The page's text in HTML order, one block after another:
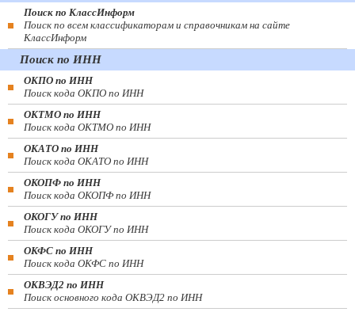
Поиск по КлассИнформ
Поиск по всем классификаторам и справочникам на сайте
КлассИнформ
Поиск по ИНН
ОКПО по ИНН
Поиск кода ОКПО по ИНН
ОКТМО по ИНН
Поиск кода ОКТМО по ИНН
ОКАТО по ИНН
Поиск кода ОКАТО по ИНН
ОКОПФ по ИНН
Поиск кода ОКОПФ по ИНН
ОКОГУ по ИНН
Поиск кода ОКОГУ по ИНН
ОКФС по ИНН
Поиск кода ОКФС по ИНН
ОКВЭД2 по ИНН
Поиск основного кода ОКВЭД2 по ИНН